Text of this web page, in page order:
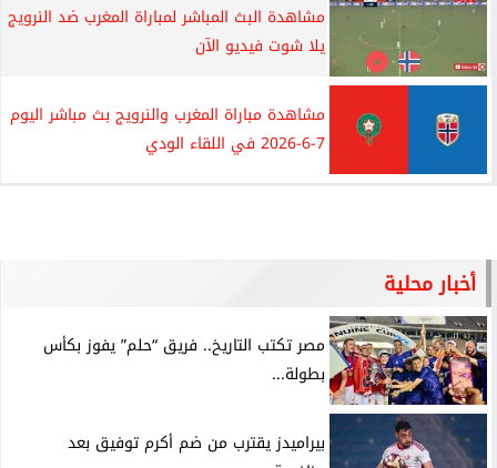
مشاهدة البث المباشر لمباراة المغرب ضد النرويج
يلا شوت فيديو الآن
مشاهدة مباراة المغرب والنرويج بث مباشر اليوم
7-6-2026 في اللقاء الودي
أخبار محلية
مصر تكتب التاريخ.. فريق “حلم” يفوز بكأس
بطولة...
بيراميدز يقترب من ضم أكرم توفيق بعد